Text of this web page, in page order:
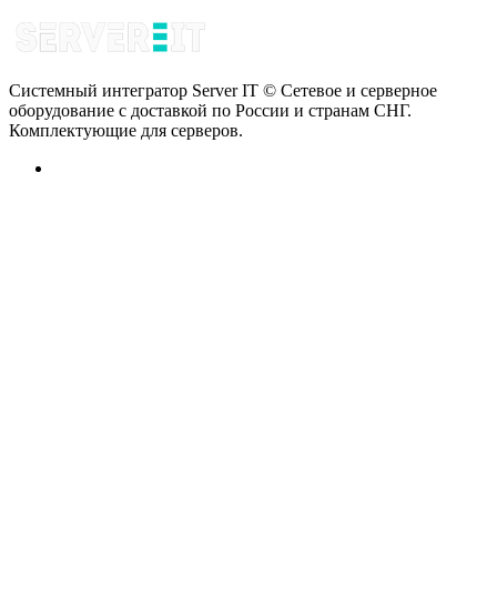
Системный интегратор Server IT © Сетевое и серверное
оборудование с доставкой по России и странам СНГ.
Комплектующие для серверов.